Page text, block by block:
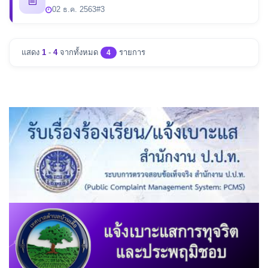
02 ธ.ค. 2563#3
แสดง 1 - 4จากทั้งหมด 4 รายการ